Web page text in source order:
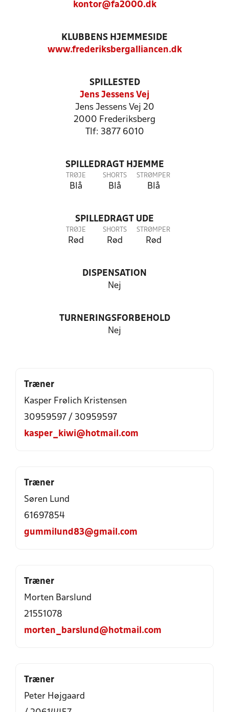
kontor@fa2000.dk
KLUBBENS HJEMMESIDE
www.frederiksbergalliancen.dk
SPILLESTED
Jens Jessens Vej
Jens Jessens Vej 20
2000 Frederiksberg
Tlf: 3877 6010
SPILLEDRAGT HJEMME
TRØJE
Blå
SHORTS
Blå
STRØMPER
Blå
SPILLEDRAGT UDE
TRØJE
Rød
SHORTS
Rød
STRØMPER
Rød
DISPENSATION
Nej
TURNERINGSFORBEHOLD
Nej
Træner
Kasper Frølich Kristensen
30959597 / 30959597
kasper_kiwi@hotmail.com
Træner
Søren Lund
61697854
gummilund83@gmail.com
Træner
Morten Barslund
21551078
morten_barslund@hotmail.com
Træner
Peter Højgaard